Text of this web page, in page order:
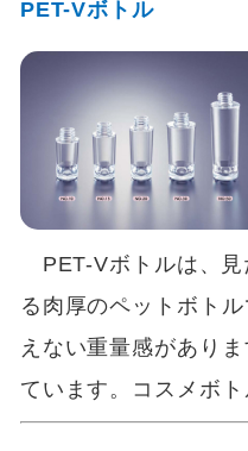
PET-Vボトル
PET-Vボトルは、見
る肉厚のペットボト
えない重量感があり
ています。コスメ